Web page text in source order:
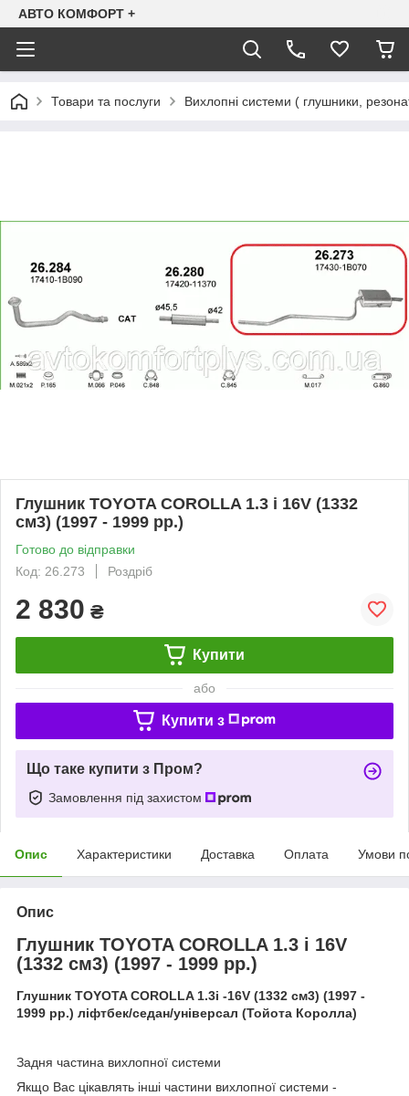
АВТО КОМФОРТ +
Товари та послуги Вихлопні системи ( глушники,
Глушник TOYOTA COROLLA 1.3 i 16V (1332
см3) (1997 - 1999 рр.)
Готово до відправки
Код: 26.273
Роздріб
2 830 ₴
Купити
або
Купити з
Що таке купити з Пром?
Замовлення під захистом
Опис Характеристики Доставка Оплата Умови
Опис
Глушник TOYOTA COROLLA 1.3 i 16V
(1332 см3) (1997 - 1999 рр.)
Глушник TOYOTA COROLLA1.3i -16V (1332 см3) (1997 -
1999 рр.) ліфтбек/седан/універсал (Тойота Королла)
Задня частина вихлопної системи
Якщо Вас цікавлять інші частини вихлопної системи -